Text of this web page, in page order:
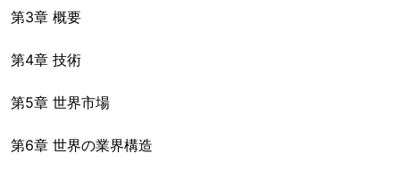
第3章 概要
第4章 技術
第5章 世界市場
第6章 世界の業界構造